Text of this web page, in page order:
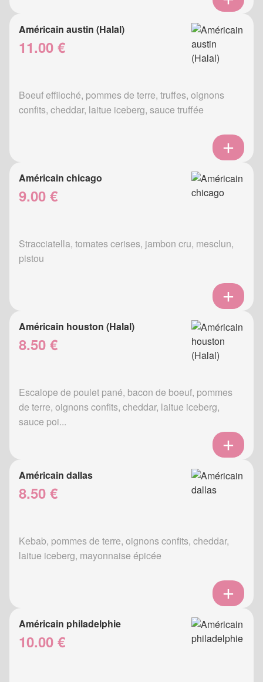
Américain austin (Halal)
11.00 €
Boeuf effiloché, pommes de terre, truffes, oignons
confits, cheddar, laitue iceberg, sauce truffée
Américain chicago
9.00 €
Stracciatella, tomates cerises, jambon cru, mesclun,
pistou
Américain houston (Halal)
8.50 €
Escalope de poulet pané, bacon de boeuf, pommes
de terre, oignons confits, cheddar, laitue iceberg,
sauce poi...
Américain dallas
8.50 €
Kebab, pommes de terre, oignons confits, cheddar,
laitue iceberg, mayonnaise épicée
Américain philadelphie
10.00 €